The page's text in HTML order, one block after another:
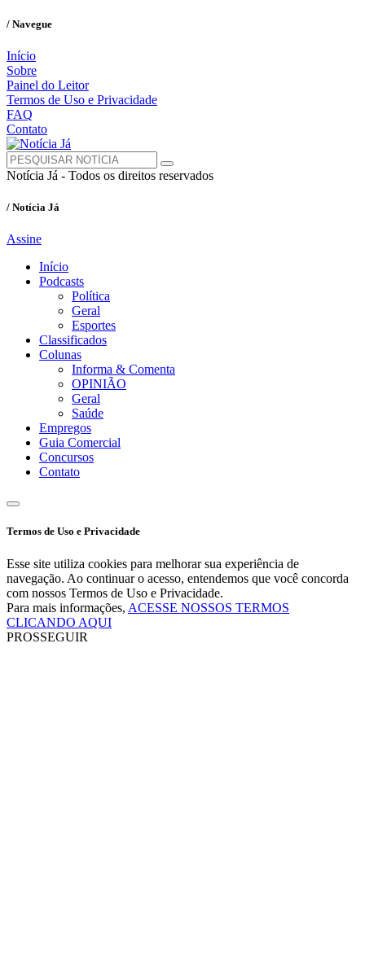
/ Navegue
Início
Sobre
Painel do Leitor
Termos de Uso e Privacidade
FAQ
Contato
Notícia Já - Todos os direitos reservados
/ Notícia Já
Assine
Início
Podcasts
Política
Geral
Esportes
Classificados
Colunas
Informa & Comenta
OPINIÃO
Geral
Saúde
Empregos
Guia Comercial
Concursos
Contato
Termos de Uso e Privacidade
Esse site utiliza cookies para melhorar sua experiência de
navegação. Ao continuar o acesso, entendemos que você concorda
com nossos Termos de Uso e Privacidade.
Para mais informações, ACESSE NOSSOS TERMOS
CLICANDO AQUI
PROSSEGUIR